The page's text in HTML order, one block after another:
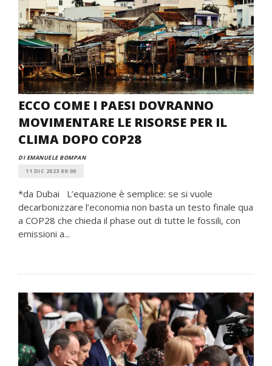
ECCO COME I PAESI DOVRANNO
MOVIMENTARE LE RISORSE PER IL
CLIMA DOPO COP28
DI EMANUELE BOMPAN
11 DIC 2023 09:00
*da Dubai L’equazione è semplice: se si vuole
decarbonizzare l’economia non basta un testo finale qua
a COP28 che chieda il phase out di tutte le fossili, con
emissioni a...